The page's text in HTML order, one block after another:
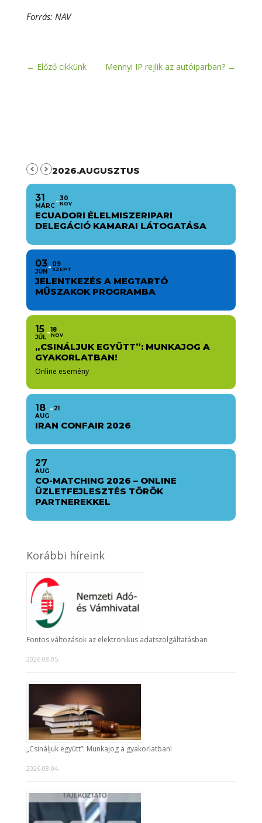
Forrás: NAV
← Előző cikkünk Mennyi IP rejlik az autóiparban? →
2026.AUGUSZTUS
31
MÁRC
30
NOV
ECUADORI ÉLELMISZERIPARI
DELEGÁCIÓ KAMARAI LÁTOGATÁSA
03
JÚN
09
SZEPT
JELENTKEZÉS A MEGTARTÓ
MŰSZAKOK PROGRAMBA
15
JÚL
18
NOV
„CSINÁLJUK EGYÜTT”: MUNKAJOG A
GYAKORLATBAN!
Online esemény
18
AUG
21
IRAN CONFAIR 2026
27
AUG
CO-MATCHING 2026 – ONLINE
ÜZLETFEJLESZTÉS TÖRÖK
PARTNEREKKEL
Korábbi híreink
Fontos változások az elektronikus adatszolgáltatásban
2026.08.05.
„Csináljuk együtt”: Munkajog a gyakorlatban!
2026.08.04.